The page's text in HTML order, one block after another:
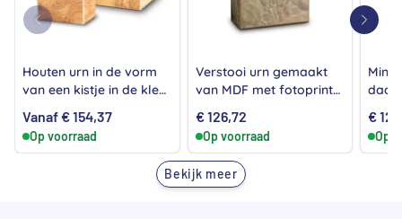
Houten urn in de vorm
van een kistje in de kleur
Vanaf €154,37
Op voorraad
Verstooi urn gemaakt
van MDF met fotoprint
€126,72
Op voorraad
Mini
€
Op
Bekijk meer